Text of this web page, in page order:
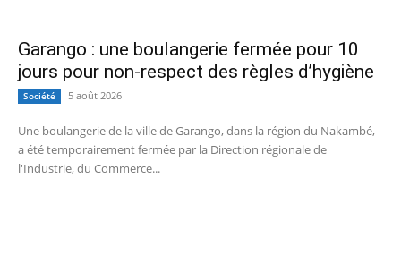
Garango : une boulangerie fermée pour 10
jours pour non-respect des règles d’hygiène
Société 5 août 2026
Une boulangerie de la ville de Garango, dans la région du Nakambé,
a été temporairement fermée par la Direction régionale de
l'Industrie, du Commerce...